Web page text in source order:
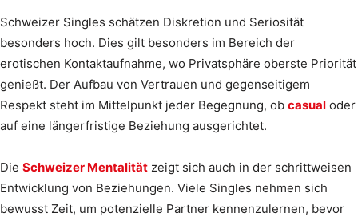
Schweizer Singles schätzen Diskretion und Seriosität
besonders hoch. Dies gilt besonders im Bereich der
erotischen Kontaktaufnahme, wo Privatsphäre oberste Priorität
genießt. Der Aufbau von Vertrauen und gegenseitigem
Respekt steht im Mittelpunkt jeder Begegnung, ob casual oder
auf eine längerfristige Beziehung ausgerichtet.
Die Schweizer Mentalität zeigt sich auch in der schrittweisen
Entwicklung von Beziehungen. Viele Singles nehmen sich
bewusst Zeit, um potenzielle Partner kennenzulernen, bevor